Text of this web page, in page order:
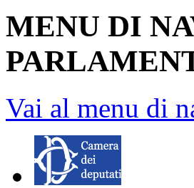
MENU DI
Vai al menu di